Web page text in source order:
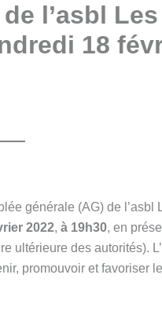
l’asbl
18
générale (AG) de l’asbl
2022, à 19h30, en
ultérieure des autorités).
promouvoir et favoriser le